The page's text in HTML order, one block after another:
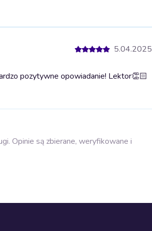
5.04.2025
pozytywne opowiadanie! Lektor👏🏻
Opinie są zbierane, weryfikowane i